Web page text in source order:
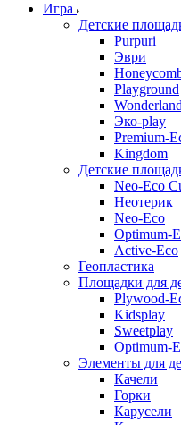
Игра
Детские
Purpuri
Эври
Playground
Wonderland
Эко-play
Premium-
Kingdom
Детские
Neo-Eco
Неотерик
Neo-Eco
Оptimum-
Active-Eco
Геопластика
Площадки для
Plywood-
Kidsplay
Sweetplay
Оptimum-
Элементы для
Качели
Горки
Карусели